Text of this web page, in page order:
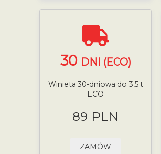
30 DNI (ECO)
Winieta 30-dniowa do 3,5 t
ECO
89 PLN
ZAMÓW